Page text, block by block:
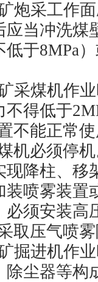
炮采工作
当冲洗煤
低于8MPa
采煤机作
不得低于
不能正常
机必须停
现降柱、移
装喷雾装置
须安装高
取压气喷
掘进机作
尘器等构